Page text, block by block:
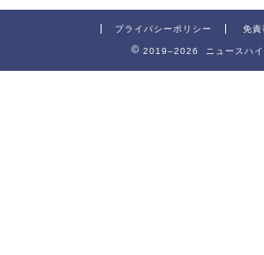
プライバシーポリシー 免責
2019–2026 ニュースハイ